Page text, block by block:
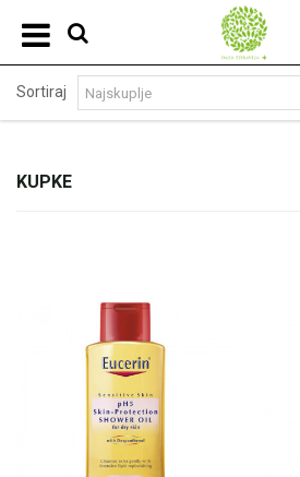
KUPKE
Sortiraj